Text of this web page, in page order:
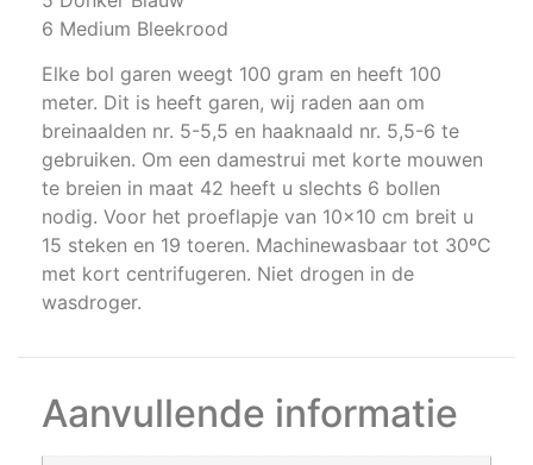
6 Medium Bleekrood
Elke bol garen weegt 100 gram en heeft 100
meter. Dit is heeft garen, wij raden aan om
breinaalden nr. 5-5,5 en haaknaald nr. 5,5-6 te
gebruiken. Om een damestrui met korte mouwen
te breien in maat 42 heeft u slechts 6 bollen
nodig. Voor het proeflapje van 10×10 cm breit u
15 steken en 19 toeren. Machinewasbaar tot 30ºC
met kort centrifugeren. Niet drogen in de
wasdroger.
Aanvullende informatie